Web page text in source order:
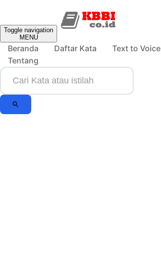
Toggle navigation
MENU
Beranda Daftar Kata
Text to Voice
Tentang